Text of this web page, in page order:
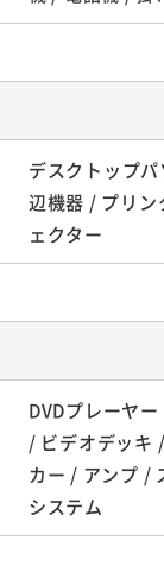
デスクトップ
辺機器 / プリ
ェクター
DVDプレーヤ
/ ビデオデッキ
カー / アンプ /
システム